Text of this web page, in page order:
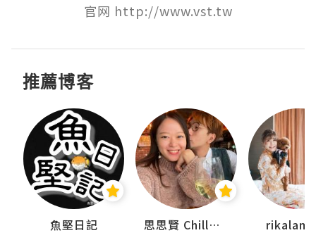
官网 http://www.vst.tw
推薦博客
魚堅日記 思思賢 ChillMyBabe